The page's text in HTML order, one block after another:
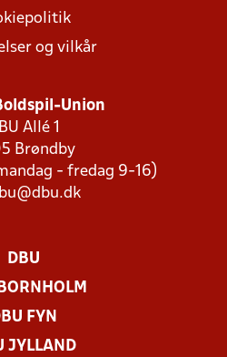
og vilkår
Union
Allé 1
Brøndby
- fredag 9-16)
DBU
FYN
JYLLAND